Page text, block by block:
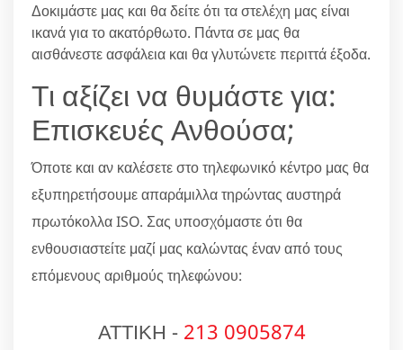
Δοκιμάστε μας και θα δείτε ότι τα στελέχη μας είναι
ικανά για το ακατόρθωτο. Πάντα σε μας θα
αισθάνεστε ασφάλεια και θα γλυτώνετε περιττά έξοδα.
Τι αξίζει να θυμάστε για:
Επισκευές Ανθούσα;
Όποτε και αν καλέσετε στο τηλεφωνικό κέντρο μας θα
εξυπηρετήσουμε απαράμιλλα τηρώντας αυστηρά
πρωτόκολλα ISO. Σας υποσχόμαστε ότι θα
ενθουσιαστείτε μαζί μας καλώντας έναν από τους
επόμενους αριθμούς τηλεφώνου:
ΑΤΤΙΚΗ - 213 0905874